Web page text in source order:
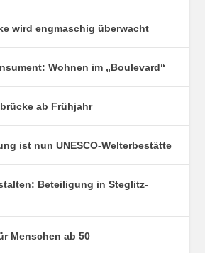
wird engmaschig überwacht
Wohnen im „Boulevard“
ab Frühjahr
ist nun UNESCO-Welterbestätte
Beteiligung in Steglitz-
Menschen ab 50